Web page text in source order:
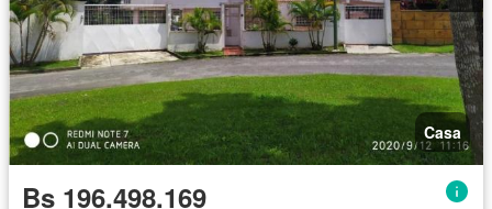
Casa
Bs 196.498.169